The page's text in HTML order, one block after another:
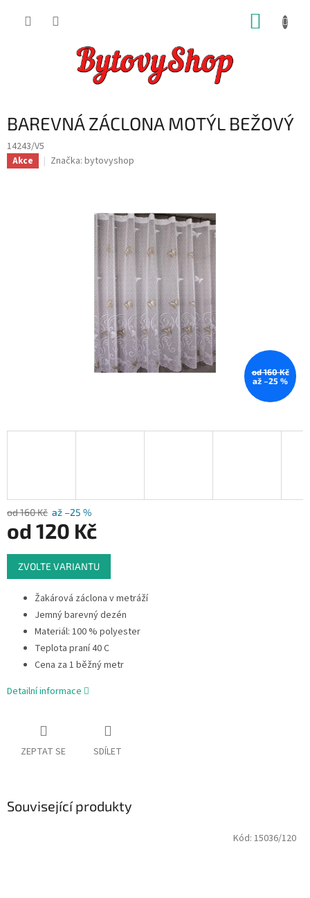
BAREVNÁ ZÁCLONA MOTÝL BEŽOVÝ
14243/V5
Akce Značka: bytovyshop
od 160 Kč
až –25 %
od 160 Kč až –25 %
od 120 Kč
Měrná
cena:
ZVOLTE VARIANTU
Žakárová záclona v metráží
Jemný barevný dezén
Materiál: 100 % polyester
Teplota praní 40 C
Cena za 1 běžný metr
Detailní informace
ZEPTAT SE SDÍLET
Související produkty
Kód: 15036/120